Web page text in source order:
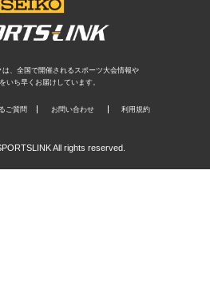
、全国で開催されるスポーツ大会情報や
いち早くお届けしています。
ご質問 お問い合わせ 利用規約
All rights reserved.